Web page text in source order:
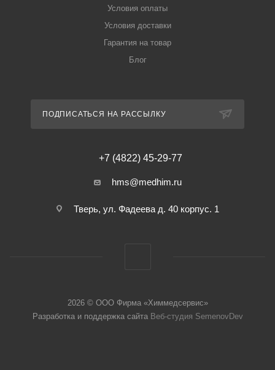
Условия оплаты
Условия доставки
Гарантия на товар
Блог
ПОДПИСАТЬСЯ НА РАССЫЛКУ
+7 (4822) 45-29-77
hms@medhim.ru
Тверь, ул. Фадеева д. 40 корпус. 1
2026 © ООО Фирма «Химмедсервис»
Разработка и поддержка сайта Веб-студия SemenovDev